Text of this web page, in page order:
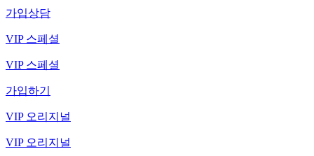
가입상담
VIP 스페셜
VIP 스페셜
가입하기
VIP 오리지널
VIP 오리지널